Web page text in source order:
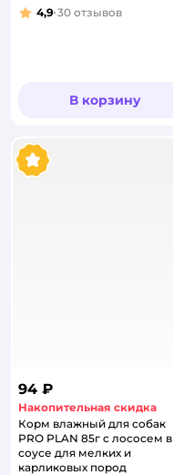
Рейтинг:
4,9 30 отзывов
В корзину
94 ₽
Накопительная скидка
Корм влажный для собак
PRO PLAN 85г с лососем в
соусе для мелких и
карликовых пород